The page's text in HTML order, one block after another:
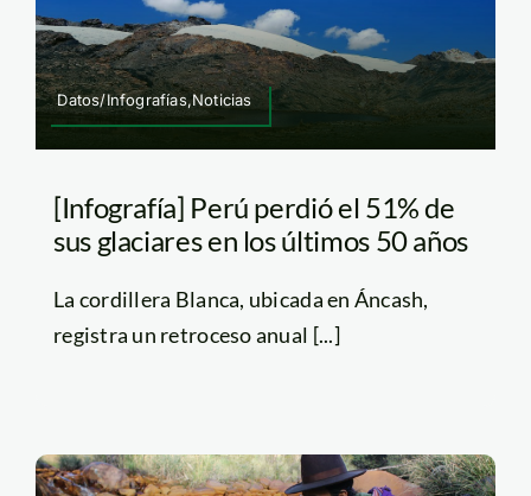
Datos/Infografías,Noticias
[Infografía] Perú perdió el 51% de
sus glaciares en los últimos 50 años
La cordillera Blanca, ubicada en Áncash,
registra un retroceso anual [...]